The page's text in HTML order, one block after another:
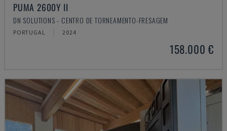
PUMA 2600Y II
DN SOLUTIONS - CENTRO DE TORNEAMENTO-FRESAGEM
PORTUGAL 2024
158.000 €